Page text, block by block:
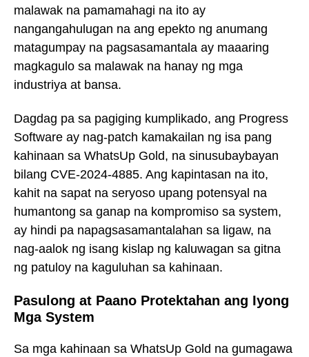
malawak na pamamahagi na ito ay
nangangahulugan na ang epekto ng anumang
matagumpay na pagsasamantala ay maaaring
magkagulo sa malawak na hanay ng mga
industriya at bansa.
Dagdag pa sa pagiging kumplikado, ang Progress
Software ay nag-patch kamakailan ng isa pang
kahinaan sa WhatsUp Gold, na sinusubaybayan
bilang CVE-2024-4885. Ang kapintasan na ito,
kahit na sapat na seryoso upang potensyal na
humantong sa ganap na kompromiso sa system,
ay hindi pa napagsasamantalahan sa ligaw, na
nag-aalok ng isang kislap ng kaluwagan sa gitna
ng patuloy na kaguluhan sa kahinaan.
Pasulong at Paano Protektahan ang Iyong
Mga System
Sa mga kahinaan sa WhatsUp Gold na gumagawa